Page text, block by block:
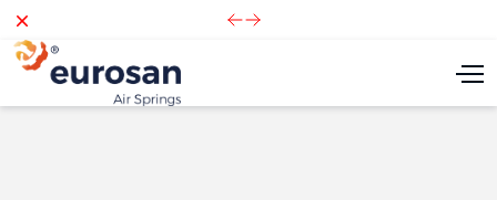
Dismiss